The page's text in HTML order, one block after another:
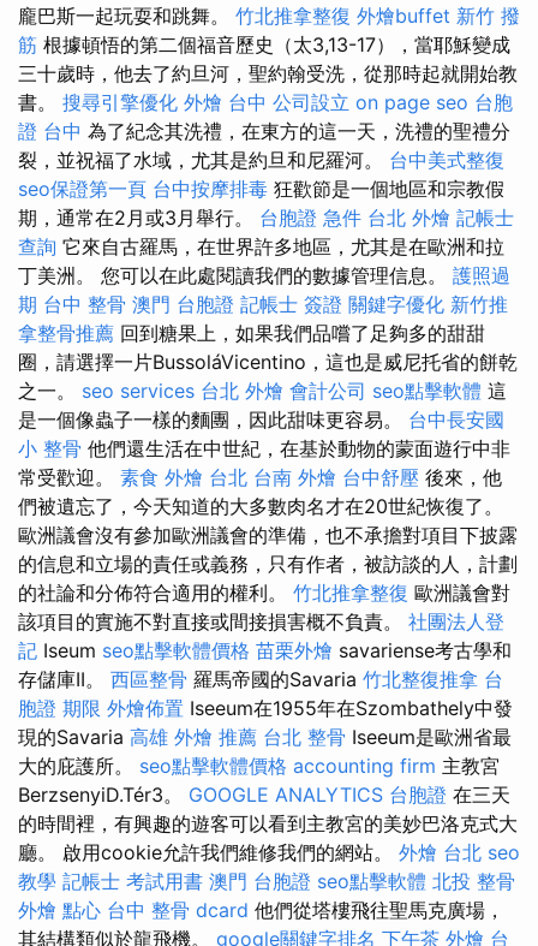
龐巴斯一起玩耍和跳舞。 竹北推拿整復 外燴buffet 新竹 撥
筋 根據頓悟的第二個福音歷史（太3,13-17），當耶穌變成
三十歲時，他去了約旦河，聖約翰受洗，從那時起就開始教
書。 搜尋引擎優化 外燴 台中 公司設立 on page seo 台胞
證 台中 為了紀念其洗禮，在東方的這一天，洗禮的聖禮分
裂，並祝福了水域，尤其是約旦和尼羅河。 台中美式整復
seo保證第一頁 台中按摩排毒 狂歡節是一個地區和宗教假
期，通常在2月或3月舉行。 台胞證 急件 台北 外燴 記帳士
查詢 它來自古羅馬，在世界許多地區，尤其是在歐洲和拉
丁美洲。 您可以在此處閱讀我們的數據管理信息。 護照過
期 台中 整骨 澳門 台胞證 記帳士 簽證 關鍵字優化 新竹推
拿整骨推薦 回到糖果上，如果我們品嚐了足夠多的甜甜
圈，請選擇一片BussoláVicentino，這也是威尼托省的餅乾
之一。 seo services 台北 外燴 會計公司 seo點擊軟體 這
是一個像蟲子一樣的麵團，因此甜味更容易。 台中長安國
小 整骨 他們還生活在中世紀，在基於動物的蒙面遊行中非
常受歡迎。 素食 外燴 台北 台南 外燴 台中舒壓 後來，他
們被遺忘了，今天知道的大多數肉名才在20世紀恢復了。
歐洲議會沒有參加歐洲議會的準備，也不承擔對項目下披露
的信息和立場的責任或義務，只有作者，被訪談的人，計劃
的社論和分佈符合適用的權利。 竹北推拿整復 歐洲議會對
該項目的實施不對直接或間接損害概不負責。 社團法人登
記 Iseum seo點擊軟體價格 苗栗外燴 savariense考古學和
存儲庫II。 西區整骨 羅馬帝國的Savaria 竹北整復推拿 台
胞證 期限 外燴佈置 Iseeum在1955年在Szombathely中發
現的Savaria 高雄 外燴 推薦 台北 整骨 Iseeum是歐洲省最
大的庇護所。 seo點擊軟體價格 accounting firm 主教宮
BerzsenyiD.Tér3。 GOOGLE ANALYTICS 台胞證 在三天
的時間裡，有興趣的遊客可以看到主教宮的美妙巴洛克式大
廳。 啟用cookie允許我們維修我們的網站。 外燴 台北 seo
教學 記帳士 考試用書 澳門 台胞證 seo點擊軟體 北投 整骨
外燴 點心 台中 整骨 dcard 他們從塔樓飛往聖馬克廣場，
其結構類似於龍飛機。 google關鍵字排名 下午茶 外燴 台